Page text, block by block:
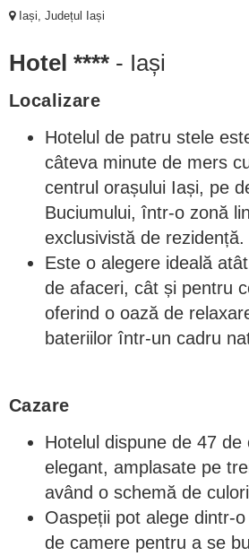
Iași, Județul Iași
Hotel **** - Iași
Localizare
Hotelul de patru stele
câteva minute de mers
centrul orașului Iași, pe
Buciumului, într-o zonă
exclusivistă de rezidență.
Este o alegere ideală
de afaceri, cât și pentru
oferind o oază de
bateriilor într-un cadru
Cazare
Hotelul dispune de 47
elegant, amplasate pe
având o schemă de
Oaspeții pot alege dintr-
de camere pentru a se